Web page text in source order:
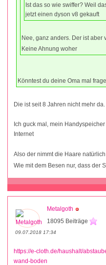
Ist das so wie swiffer? Weil
jetzt einen dyson v8 gekauft
Nee, ganz anders. Der ist aber
Keine Ahnung woher
Könntest du deine Oma mal
Die ist seit 8 Jahren nicht mehr da.
Ich guck mal, mein
Internet
Also der nimmt die Haare
Wie mit dem Besen nur, dass der
Metalgoth
18095 Beiträge
09.07.2018 17:34
https://e-cloth.de/haushalt/
wand-boden